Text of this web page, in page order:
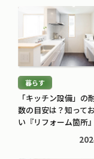
続
を
む
> 暮らす
「キッチン設備」の
数の目安は？知って
い『リフォーム箇所